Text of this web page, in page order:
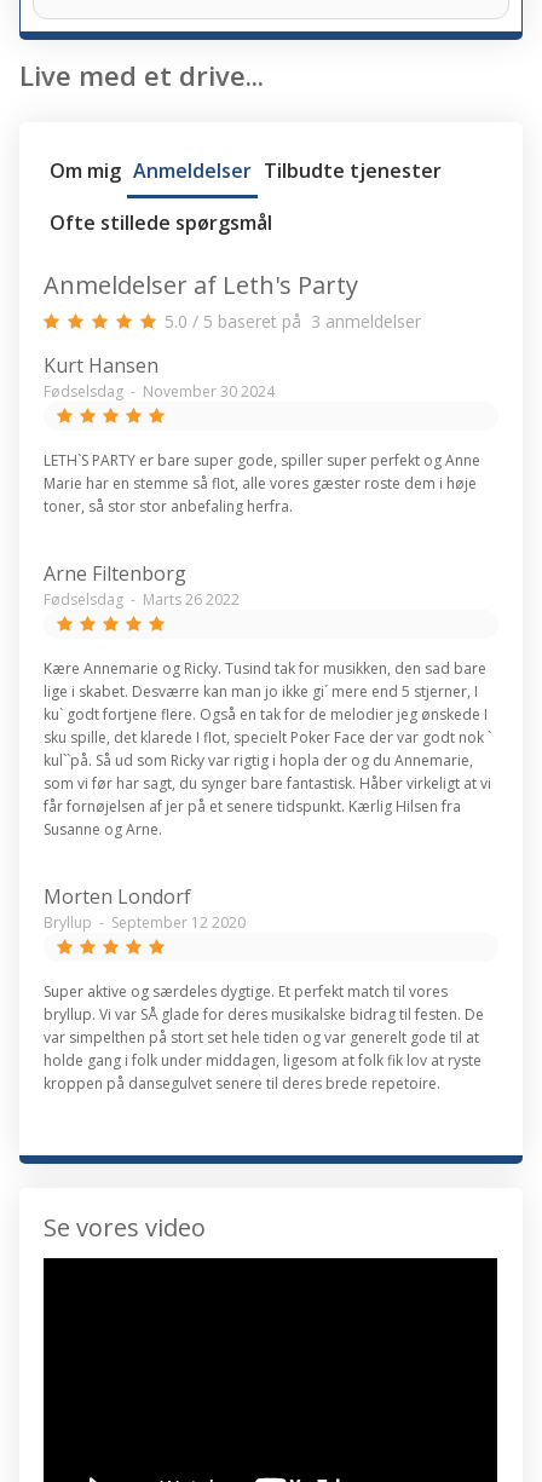
Live med et drive...
Om mig Anmeldelser Tilbudte tjenester
Ofte stillede spørgsmål
Anmeldelser af Leth's Party
5.0 / 5 baseret på 3 anmeldelser
Kurt Hansen
Fødselsdag - November 30 2024
LETH`S PARTY er bare super gode, spiller super perfekt og Anne
Marie har en stemme så flot, alle vores gæster roste dem i høje
toner, så stor stor anbefaling herfra.
Arne Filtenborg
Fødselsdag - Marts 26 2022
Kære Annemarie og Ricky. Tusind tak for musikken, den sad bare
lige i skabet. Desværre kan man jo ikke gi´ mere end 5 stjerner, I
ku` godt fortjene flere. Også en tak for de melodier jeg ønskede I
sku spille, det klarede I flot, specielt Poker Face der var godt nok `
kul``på. Så ud som Ricky var rigtig i hopla der og du Annemarie,
som vi før har sagt, du synger bare fantastisk. Håber virkeligt at vi
får fornøjelsen af jer på et senere tidspunkt. Kærlig Hilsen fra
Susanne og Arne.
Morten Londorf
Bryllup - September 12 2020
Super aktive og særdeles dygtige. Et perfekt match til vores
bryllup. Vi var SÅ glade for deres musikalske bidrag til festen. De
var simpelthen på stort set hele tiden og var generelt gode til at
holde gang i folk under middagen, ligesom at folk fik lov at ryste
kroppen på dansegulvet senere til deres brede repetoire.
Se vores video